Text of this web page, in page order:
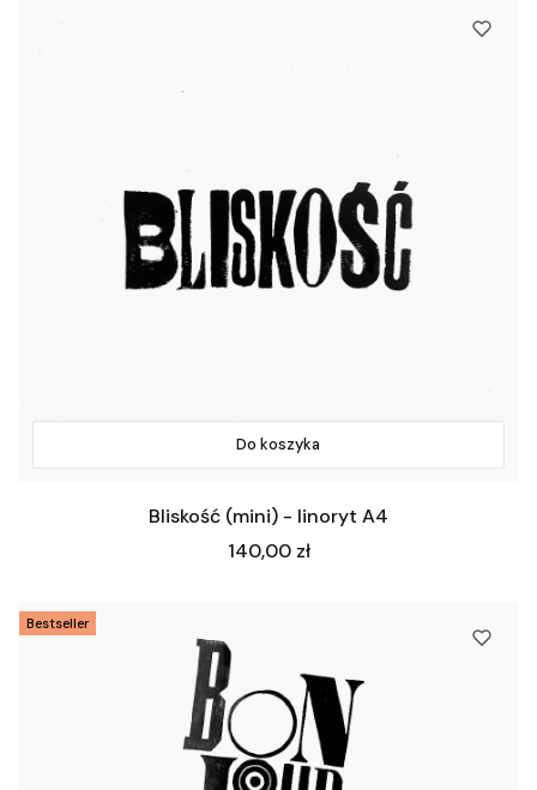
Do koszyka
Bliskość (mini) - linoryt A4
Cena
140,00 zł
Bestseller